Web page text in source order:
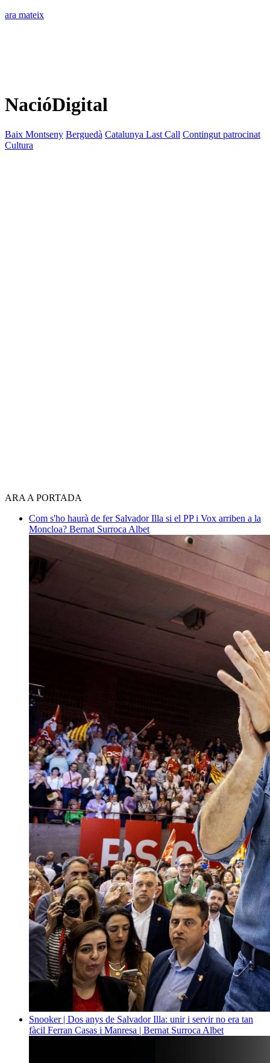
ara mateix
NacióDigital
Baix Montseny Berguedà Catalunya Last Call Contingut patrocinat
Cultura
ARA A PORTADA
Com s'ho haurà de fer Salvador Illa si el PP i Vox arriben a la
Moncloa? Bernat Surroca Albet
Snooker | Dos anys de Salvador Illa: unir i servir no era tan
fàcil Ferran Casas i Manresa | Bernat Surroca Albet